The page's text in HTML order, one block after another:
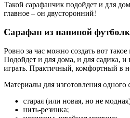
Такой сарафанчик подойдет и для
главное – он двусторонний!
Сарафан из папиной
Ровно за час можно создать вот
Подойдет и для дома, и для садика, и
играть. Практичный, комфортный в
Материалы для изготовления одного
старая (или новая, но не
нить-резинка;